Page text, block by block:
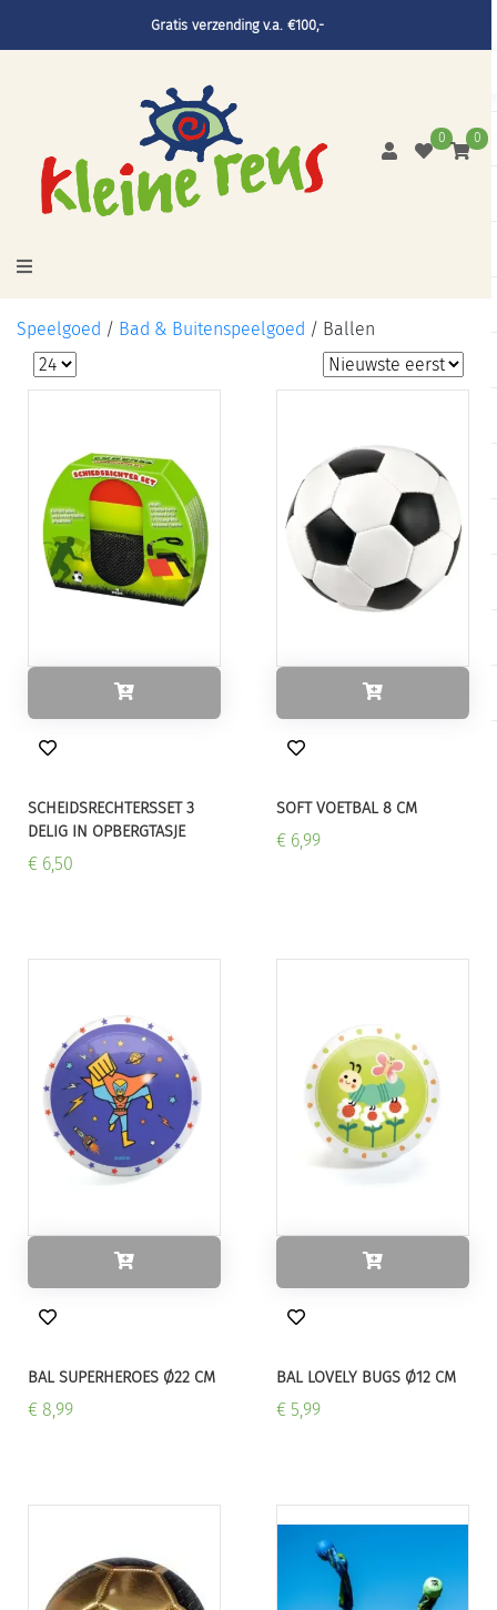
Gratis verzending v.a. €100,-
0 0
Speelgoed / Bad & Buitenspeelgoed / Ballen
SCHEIDSRECHTERSSET 3
DELIG IN OPBERGTASJE
€ 6,50
SOFT VOETBAL 8 CM
€ 6,99
BAL SUPERHEROES Ø22 CM
€ 8,99
BAL LOVELY BUGS Ø12 CM
€ 5,99